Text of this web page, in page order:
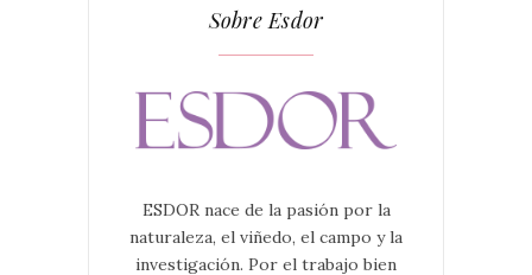
Sobre Esdor
ESDOR nace de la pasión por la
naturaleza, el viñedo, el campo y la
investigación. Por el trabajo bien